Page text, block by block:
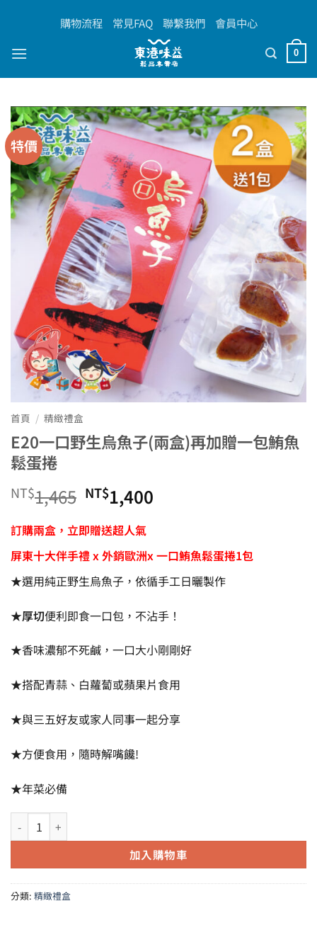
content
購物流程 常見FAQ 聯繫我們 會員中心
0
特價
首頁 / 精緻禮盒
E20一口野生烏魚子(兩盒)再加贈一包鮪魚
鬆蛋捲
NT$1,465 原
始
價
格：
NT$1,465。
NT$1,400
價
格：
NT$1,400。
訂購兩盒，立即贈送超人氣
屏東十大伴手禮 x 外銷歐洲x 一口鮪魚鬆蛋捲1包
★選用純正野生烏魚子，依循手工日曬製作
★厚切便利即食一口包，不沾手！
★香味濃郁不死鹹，一口大小剛剛好
★搭配青蒜、白蘿蔔或蘋果片食用
★與三五好友或家人同事一起分享
★方便食用，隨時解嘴饞!
★年菜必備
E20一口野生烏魚子(兩盒)再加贈一包鮪魚鬆蛋捲 數量
加入購物車
分類: 精緻禮盒